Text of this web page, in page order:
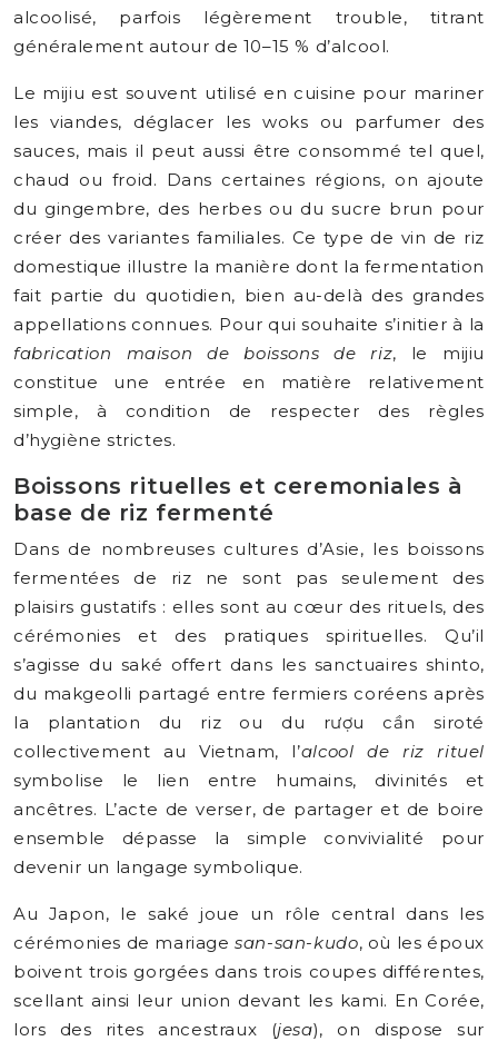
alcoolisé, parfois légèrement trouble, titrant
généralement autour de 10–15 % d’alcool.
Le mijiu est souvent utilisé en cuisine pour mariner
les viandes, déglacer les woks ou parfumer des
sauces, mais il peut aussi être consommé tel quel,
chaud ou froid. Dans certaines régions, on ajoute
du gingembre, des herbes ou du sucre brun pour
créer des variantes familiales. Ce type de vin de riz
domestique illustre la manière dont la fermentation
fait partie du quotidien, bien au-delà des grandes
appellations connues. Pour qui souhaite s’initier à la
fabrication maison de boissons de riz, le mijiu
constitue une entrée en matière relativement
simple, à condition de respecter des règles
d’hygiène strictes.
Boissons rituelles et ceremoniales à
base de riz fermenté
Dans de nombreuses cultures d’Asie, les boissons
fermentées de riz ne sont pas seulement des
plaisirs gustatifs : elles sont au cœur des rituels, des
cérémonies et des pratiques spirituelles. Qu’il
s’agisse du saké offert dans les sanctuaires shinto,
du makgeolli partagé entre fermiers coréens après
la plantation du riz ou du rượu cần siroté
collectivement au Vietnam, l’alcool de riz rituel
symbolise le lien entre humains, divinités et
ancêtres. L’acte de verser, de partager et de boire
ensemble dépasse la simple convivialité pour
devenir un langage symbolique.
Au Japon, le saké joue un rôle central dans les
cérémonies de mariagesan-san-kudo, où les époux
boivent trois gorgées dans trois coupes différentes,
scellant ainsi leur union devant les kami. En Corée,
lors des rites ancestraux (jesa), on dispose sur